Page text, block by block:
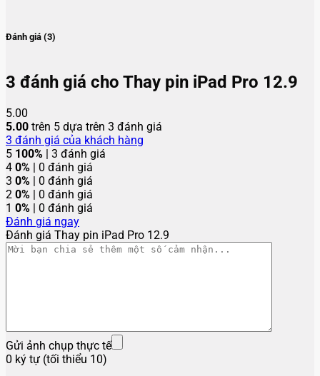
Đánh giá (3)
3 đánh giá cho Thay pin iPad Pro 12.9
5.00
5.00 trên 5 dựa trên 3 đánh giá
3 đánh giá của khách hàng
5 100% | 3 đánh giá
4 0% | 0 đánh giá
3 0% | 0 đánh giá
2 0% | 0 đánh giá
1 0% | 0 đánh giá
Đánh giá ngay
Đánh giá Thay pin iPad Pro 12.9
Gửi ảnh chụp thực tế
0 ký tự (tối thiểu 10)